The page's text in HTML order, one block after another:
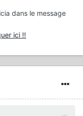
dans le message
ici !!